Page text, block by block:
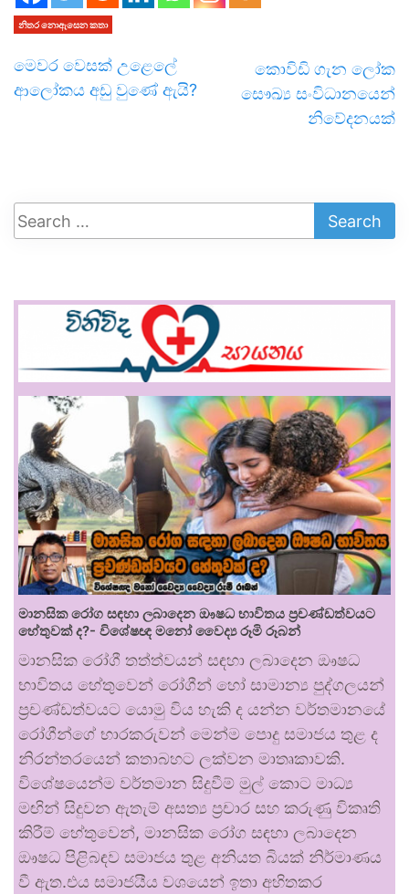
නිතර නොඇසෙන කතා
මෙවර වෙසක් උළෙලේ
ආලෝකය අඩු වුණේ ඇයි?
කොවිඩි ගැන ලෝක
සෞඛ්‍ය සංවිධානයෙන්
නිවේදනයක්
මානසික රෝග සඳහා ලබාදෙන ඖෂධ භාවිතය ප්‍රචණ්ඩත්වයට
හේතුවක් ද?- විශේෂඥ මනෝ වෛද්‍ය රූමි රූබන්
මානසික රෝගී තත්ත්වයන් සඳහා ලබාදෙන ඖෂධ
භාවිතය හේතුවෙන් රෝගීන් හෝ සාමාන්‍ය පුද්ගලයන්
ප්‍රචණ්ඩත්වයට යොමු විය හැකි ද යන්න වර්තමානයේ
රෝගීන්ගේ භාරකරුවන් මෙන්ම පොදු සමාජය තුළ ද
නිරන්තරයෙන් කතාබහට ලක්වන මාතෘකාවකි.
විශේෂයෙන්ම වර්තමාන සිදුවීම් මුල් කොට මාධ්‍ය
මඟින් සිදුවන ඇතැම් අසත්‍ය ප්‍රචාර සහ කරුණු විකෘති
කිරීම් හේතුවෙන්, මානසික රෝග සඳහා ලබාදෙන
ඖෂධ පිළිබඳව සමාජය තුළ අනියත බියක් නිර්මාණය
වී ඇත.එය සමාජයීය වශයෙන් ඉතා අහිතකර